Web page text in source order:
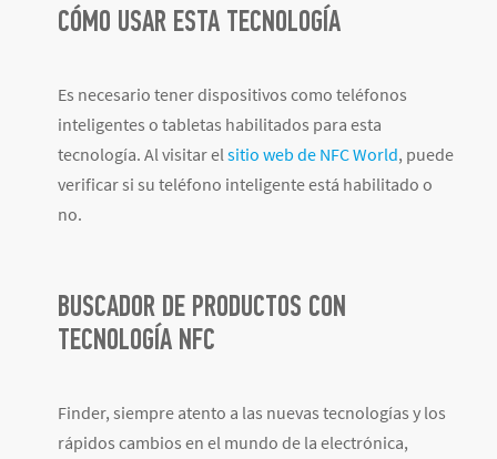
CÓMO USAR ESTA TECNOLOGÍA
Es necesario tener dispositivos como teléfonos
inteligentes o tabletas habilitados para esta
tecnología. Al visitar elsitio web de NFC World, puede
verificar si su teléfono inteligente está habilitado o
no.
BUSCADOR DE PRODUCTOS CON
TECNOLOGÍA NFC
Finder, siempre atento a las nuevas tecnologías y los
rápidos cambios en el mundo de la electrónica,